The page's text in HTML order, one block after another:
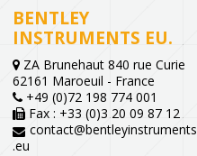
BENTLEY
INSTRUMENTS EU.
ZA Brunehaut 840 rue Curie
62161 Maroeuil - France
+49 (0)72 198 774 001
Fax : +33 (0)3 20 09 87 12
contact@bentleyinstruments
.eu